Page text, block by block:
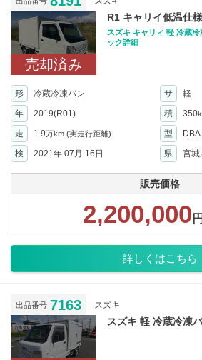
売却済み
R1 キャリイ低温仕
スズキ キャリィ 軽 冷蔵
ック詳細
形 冷蔵冷凍バン サ
軽
年
2019(R01) 積 350
走 1.9万km (実走行距離) 型
検
2021年 07月 16日 県 宮城
販売価格
2,200,000
詳しくはこちら
出品番号 7163 スズキ
スズキ 軽 冷蔵冷凍